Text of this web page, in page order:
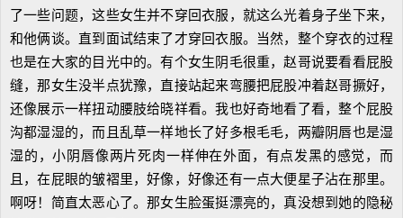
了一些问题，这些女生并不穿回衣服，就这么光着身子坐下来，
和他俩谈。直到面试结束了才穿回衣服。当然，整个穿衣的过程
也是在大家的目光中的。有个女生阴毛很重，赵哥说要看看屁股
缝，那女生没半点犹豫，直接站起来弯腰把屁股冲着赵哥撅好，
还像展示一样扭动腰肢给晓祥看。我也好奇地看了看，整个屁股
沟都湿湿的，而且乱草一样地长了好多根毛毛，两瓣阴唇也是湿
湿的，小阴唇像两片死肉一样伸在外面，有点发黑的感觉，而
且，在屁眼的皱褶里，好像，好像还有一点大便星子沾在那里。
啊呀！简直太恶心了。那女生脸蛋挺漂亮的，真没想到她的隐秘